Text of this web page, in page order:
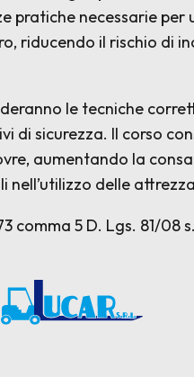
pratiche necessarie per
riducendo il rischio di
le tecniche
di sicurezza. Il corso
aumentando la
nell’utilizzo delle
comma 5 D. Lgs. 81/08